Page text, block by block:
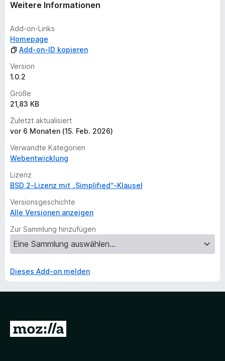
e
v
o
r
Weitere Informationen
Add-on-Links
Homepage
Add-on-ID kopieren
Version
1.0.2
Größe
21,83 KB
Zuletzt aktualisiert
vor 6 Monaten (15. Feb. 2026)
Verwandte Kategorien
Webentwicklung
Lizenz
BSD 2-Lizenz mit „Simplified“-Klausel
Versionsgeschichte
Alle Versionen anzeigen
Zur Sammlung hinzufügen
Dieses Add-on melden
Z